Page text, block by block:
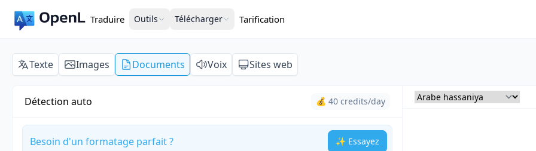
Traduire Outils Télécharger Tarification
Texte Images Documents Voix Sites web
Détection auto 💰 40 credits/day
Besoin d'un formatage parfait ? ✨ Essayez